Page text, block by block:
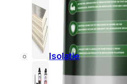
Isolatie